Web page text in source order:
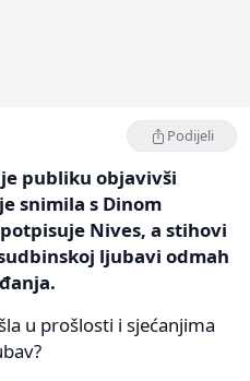
Podijeli
publiku objavivši
snimila s Dinom
Nives, a stihovi
ljubavi odmah
u prošlosti i sjećanjima